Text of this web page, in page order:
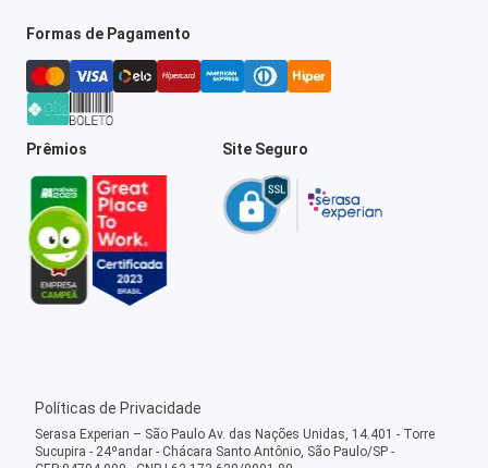
Formas de Pagamento
Prêmios Site Seguro
Políticas de Privacidade
Serasa Experian – São Paulo Av. das Nações Unidas, 14.401 - Torre
Sucupira - 24ºandar - Chácara Santo Antônio, São Paulo/SP -